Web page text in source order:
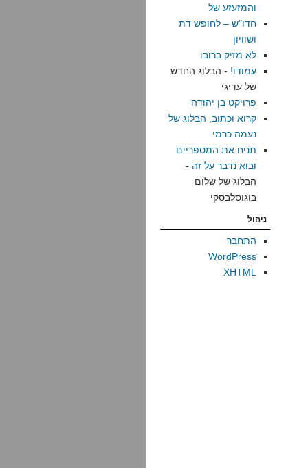
והמזעזע של
חדו"ש – לחופש דת
ושוויון
לא מזיק ברובו
עמודו! - הבלוג החדש
של עדיגי
פרויקט בן יהודה
קרוא וכתוב, הבלוג של
נעמה כרמי
תניח את המספריים
ובוא נדבר על זה -
הבלוג של שלום
בוגוסלבסקי
ניהול
התחבר
WordPress
XHTML